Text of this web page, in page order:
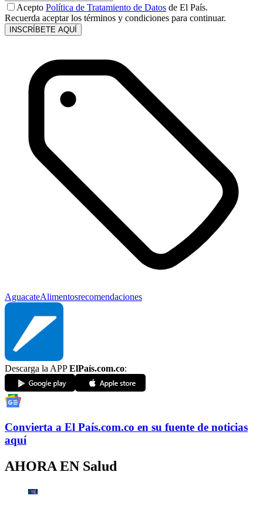
Acepto Política de Tratamiento de Datos de El País.
Recuerda aceptar los términos y condiciones para continuar.
INSCRÍBETE AQUÍ
AguacateAlimentosrecomendaciones
Descarga la APPElPaís.com.co:
Convierta a El País.com.co en su fuente de noticias
aquí
AHORA EN Salud